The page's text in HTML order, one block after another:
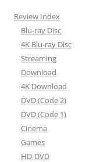
Review Index
Blu-ray Disc
4K Blu-ray Disc
Streaming
Download
4K Download
DVD (Code 2)
DVD (Code 1)
Cinema
Games
HD-DVD